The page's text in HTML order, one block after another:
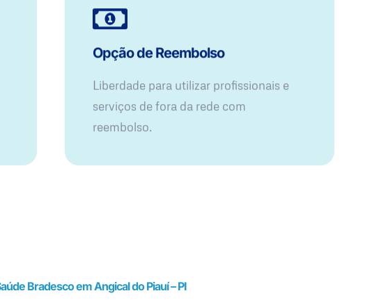
Opção de Reembolso
Liberdade para utilizar profissionais e
serviços de fora da rede com
reembolso.
Bradesco em Angical do Piauí – PI